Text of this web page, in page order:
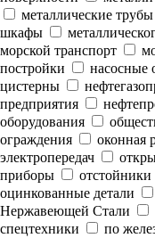
металлические
шкафы
морской транспорт
постройки
насосные
цистерны
предприятия
оборудования
ограждения
оконная
электропередач
приборы
отстойники
оцинкованные детали
Нержавеющей Стали
спецтехники
по